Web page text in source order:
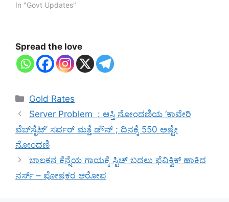
In "Govt Updates"
Spread the love
Categories
Gold Rates
Server Problem : ಆಸ್ತಿ ನೋಂದಣಿಯ ‘ಕಾವೇರಿ
ವೆಬ್‌ಸೈಟ್‌’ ಸರ್ವರ್ ಮತ್ತೆ ಡೌನ್ ; ದಿನಕ್ಕೆ 550 ಅಷ್ಟೇ
ನೋಂದಣಿ
ಬಾಲಕನ ಕೆನ್ನೆಯ ಗಾಯಕ್ಕೆ ಸ್ಟಿಚ್ ಬದಲು ಫೆವಿಕ್ವಿಕ್ ಹಾಕಿದ
ನರ್ಸ್ – ಪೋಷಕರ ಆರೋಪ